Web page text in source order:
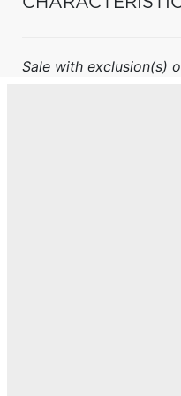
Sale with exclusion(s)